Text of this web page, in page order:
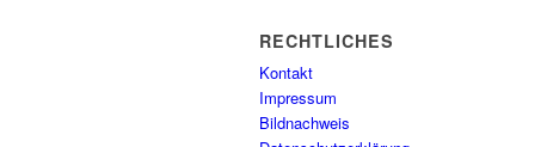
RECHTLICHES
Kontakt
Impressum
Bildnachweis